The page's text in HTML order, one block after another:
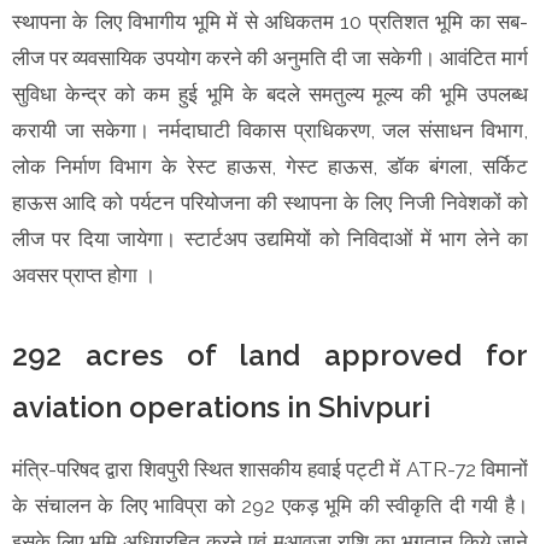
स्थापना के लिए विभागीय भूमि में से अधिकतम 10 प्रतिशत भूमि का सब-
लीज पर व्यवसायिक उपयोग करने की अनुमति दी जा सकेगी। आवंटित मार्ग
सुविधा केन्द्र को कम हुई भूमि के बदले समतुल्य मूल्य की भूमि उपलब्ध
करायी जा सकेगा। नर्मदाघाटी विकास प्राधिकरण, जल संसाधन विभाग,
लोक निर्माण विभाग के रेस्ट हाऊस, गेस्ट हाऊस, डॉक बंगला, सर्किट
हाऊस आदि को पर्यटन परियोजना की स्थापना के लिए निजी निवेशकों को
लीज पर दिया जायेगा। स्टार्टअप उद्यमियों को निविदाओं में भाग लेने का
अवसर प्राप्त होगा ।
292 acres of land approved for
aviation operations in Shivpuri
मंत्रि-परिषद द्वारा शिवपुरी स्थित शासकीय हवाई पट्टी में ATR-72 विमानों
के संचालन के लिए भाविप्रा को 292 एकड़ भूमि की स्वीकृति दी गयी है।